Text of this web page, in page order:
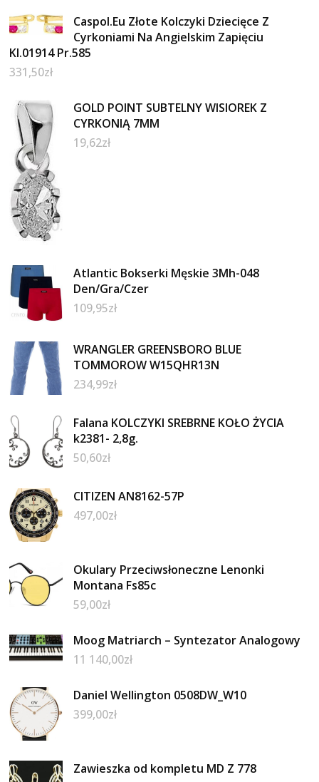
Caspol.Eu Złote Kolczyki Dziecięce Z
Cyrkoniami Na Angielskim Zapięciu
Kl.01914 Pr.585
331,50zł
GOLD POINT SUBTELNY WISIOREK Z
CYRKONIĄ 7MM
19,62zł
Atlantic Bokserki Męskie 3Mh-048
Den/Gra/Czer
109,95zł
WRANGLER GREENSBORO BLUE
TOMMOROW W15QHR13N
234,99zł
Falana KOLCZYKI SREBRNE KOŁO ŻYCIA
k2381- 2,8g.
50,60zł
CITIZEN AN8162-57P
497,00zł
Okulary Przeciwsłoneczne Lenonki
Montana Fs85c
59,00zł
Moog Matriarch – Syntezator Analogowy
11 140,00zł
Daniel Wellington 0508DW_W10
399,00zł
Zawieszka od kompletu MD Z 778